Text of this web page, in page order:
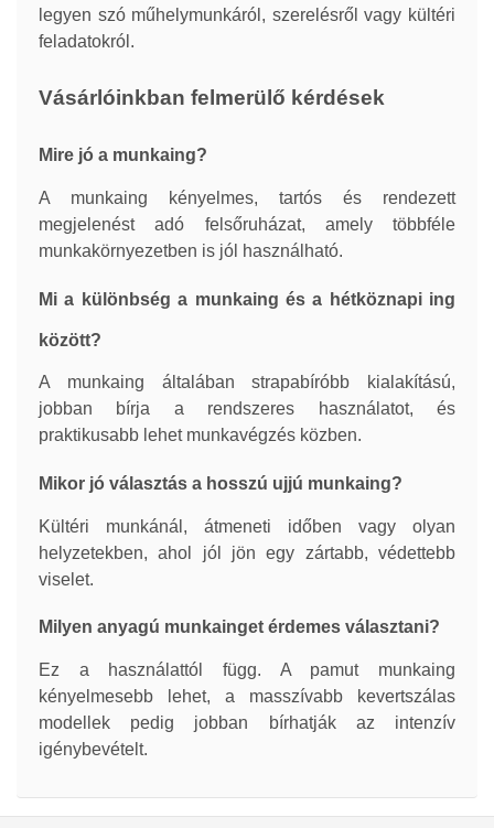
legyen szó műhelymunkáról, szerelésről vagy kültéri
feladatokról.
Vásárlóinkban felmerülő kérdések
Mire jó a munkaing?
A munkaing kényelmes, tartós és rendezett
megjelenést adó felsőruházat, amely többféle
munkakörnyezetben is jól használható.
Mi a különbség a munkaing és a hétköznapi ing
között?
A munkaing általában strapabíróbb kialakítású,
jobban bírja a rendszeres használatot, és
praktikusabb lehet munkavégzés közben.
Mikor jó választás a hosszú ujjú munkaing?
Kültéri munkánál, átmeneti időben vagy olyan
helyzetekben, ahol jól jön egy zártabb, védettebb
viselet.
Milyen anyagú munkainget érdemes választani?
Ez a használattól függ. A pamut munkaing
kényelmesebb lehet, a masszívabb kevertszálas
modellek pedig jobban bírhatják az intenzív
igénybevételt.